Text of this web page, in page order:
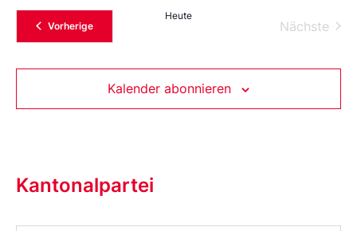
VorherigeVeranstaltungen
Heute
Nächste
Kalender abonnieren
Kantonalpartei